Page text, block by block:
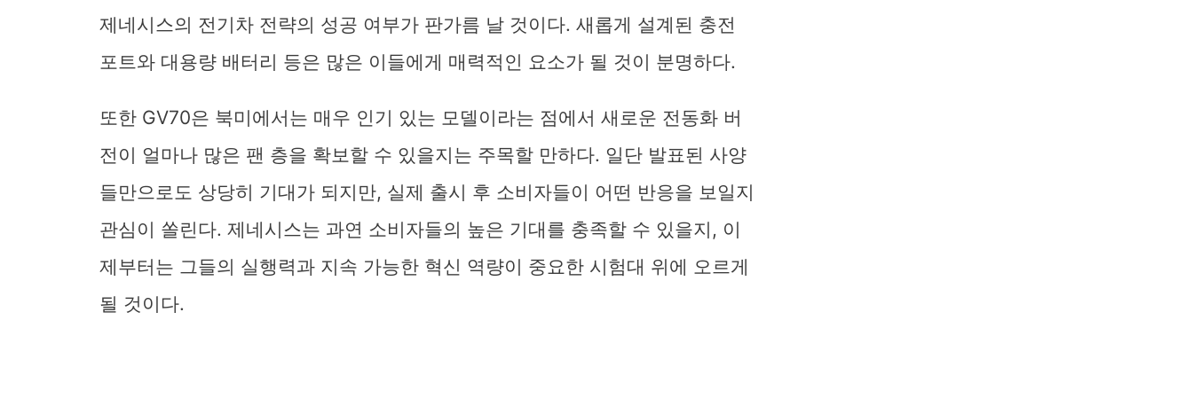
제네시스의 전기차 전략의 성공 여부가 판가름 날 것이다. 새롭게 설계된 충전
포트와 대용량 배터리 등은 많은 이들에게 매력적인 요소가 될 것이 분명하다.
또한 GV70은 북미에서는 매우 인기 있는 모델이라는 점에서 새로운 전동화 버
전이 얼마나 많은 팬 층을 확보할 수 있을지는 주목할 만하다. 일단 발표된 사양
들만으로도 상당히 기대가 되지만, 실제 출시 후 소비자들이 어떤 반응을 보일지
관심이 쏠린다. 제네시스는 과연 소비자들의 높은 기대를 충족할 수 있을지, 이
제부터는 그들의 실행력과 지속 가능한 혁신 역량이 중요한 시험대 위에 오르게
될 것이다.